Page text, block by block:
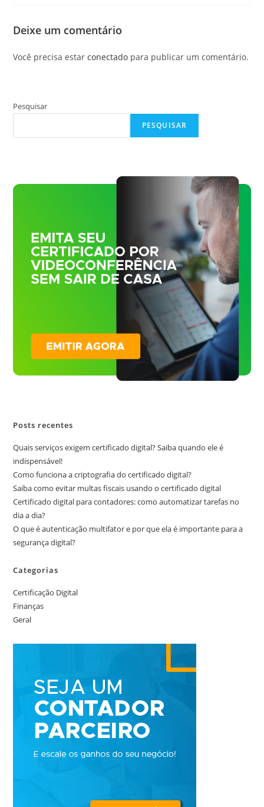
Deixe um comentário
Você precisa estarconectado para publicar um comentário.
Pesquisar
PESQUISAR
Posts recentes
Quais serviços exigem certificado digital? Saiba quando ele é
indispensável!
Como funciona a criptografia do certificado digital?
Saiba como evitar multas fiscais usando o certificado digital
Certificado digital para contadores: como automatizar tarefas no
dia a dia?
O que é autenticação multifator e por que ela é importante para a
segurança digital?
Categorias
Certificação Digital
Finanças
Geral